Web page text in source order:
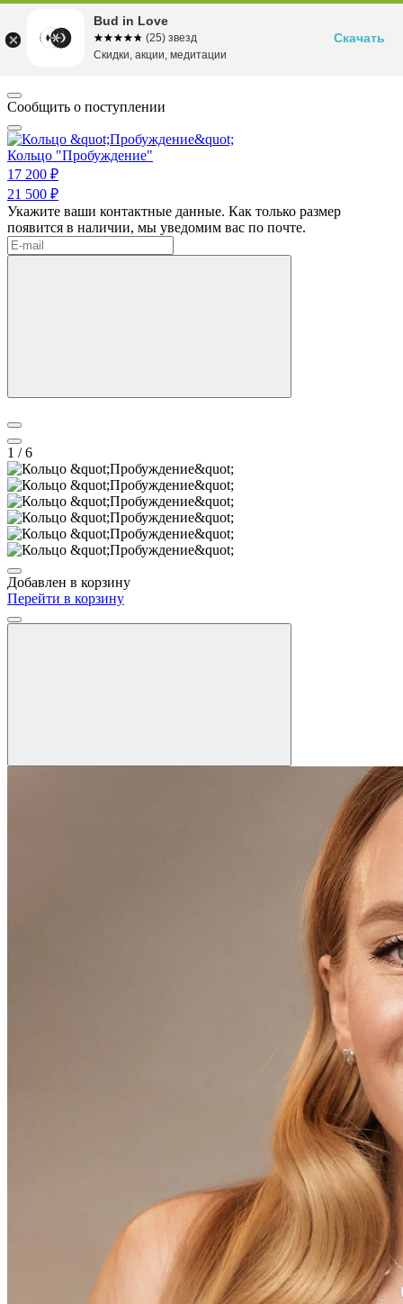
Сообщить о поступлении
Кольцо "Пробуждение"
17 200 ₽
21 500 ₽
Укажите ваши контактные данные. Как только размер
появится в наличии, мы уведомим вас по почте.
1 / 6
Добавлен в корзину
Перейти в корзину
Bud in Love
☆☆☆☆☆
★★★★★ (25) звезд
Скидки, акции, медитации
Скачать